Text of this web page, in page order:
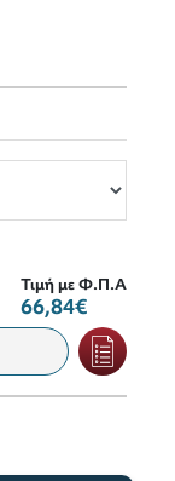
Τιμή με Φ.Π.Α
66,84€